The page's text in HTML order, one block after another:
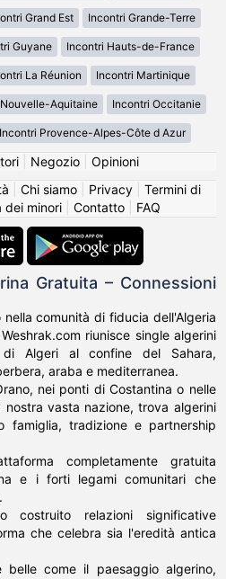
Grand Est Incontri Grande-Terre
Guyane Incontri Hauts-de-France
La Réunion Incontri Martinique
Aquitaine Incontri Occitanie
Incontri Provence-Alpes-Côte d Azur
| Negozio| Opinioni
Chi siamo| Privacy| Termini di
dei minori| Contatto| FAQ
Gratuita – Connessioni
comunità di fiducia dell'Algeria
riunisce single algerini
di Algeri al confine del Sahara,
araba e mediterranea.
nei ponti di Costantina o nelle
vasta nazione, trova algerini
famiglia, tradizione e partnership
completamente gratuita
e i forti legami comunitari che
costruito relazioni significative
che celebra sia l'eredità antica
belle come il paesaggio algerino,